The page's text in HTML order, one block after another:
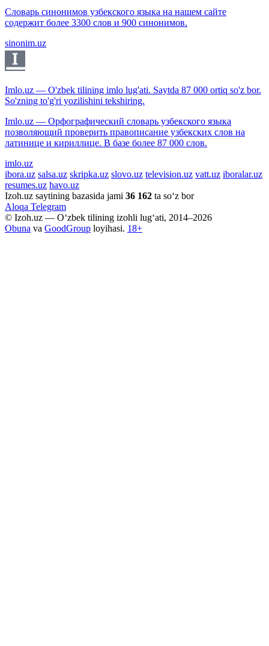
Словарь синонимов узбекского языка на нашем сайте
содержит более 3300 слов и 900 синонимов.
sinonim.uz
Imlo.uz — O'zbek tilining imlo lug'ati. Saytda 87 000 ortiq so'z bor.
So'zning to'g'ri yozilishini tekshiring.
Imlo.uz — Орфографический словарь узбекского языка
позволяющий проверить правописание узбекских слов на
латинице и кириллице. В базе более 87 000 слов.
imlo.uz
ibora.uz salsa.uz skripka.uz slovo.uz television.uz vatt.uz iboralar.uz
resumes.uz havo.uz
Izoh.uz saytining bazasida jami 36 162 ta so‘z bor
Aloqa Telegram
© Izoh.uz — O‘zbek tilining izohli lug‘ati, 2014–2026
Obuna va GoodGroup loyihasi. 18+